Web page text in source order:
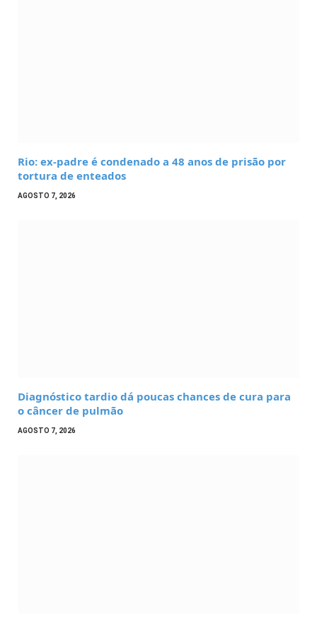
Rio: ex-padre é condenado a 48 anos de prisão por
tortura de enteados
AGOSTO 7, 2026
Diagnóstico tardio dá poucas chances de cura para
o câncer de pulmão
AGOSTO 7, 2026